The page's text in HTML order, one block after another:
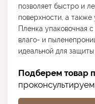
позволяет быстро и
поверхности, а также
Пленка упаковочная
влаго- и
идеальной для
Подберем товар